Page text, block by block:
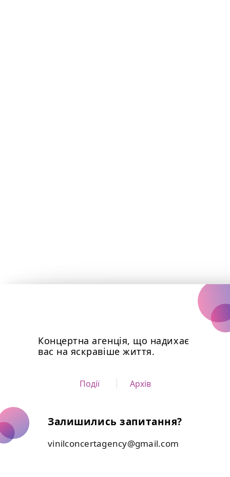
Концертна агенція, що надихає
вас на яскравіше життя.
Події Архів
Залишились запитання?
vinilconcertagency@gmail.com